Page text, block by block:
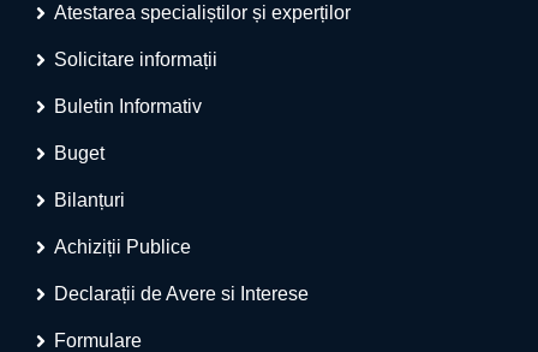
Atestarea specialiștilor și experților
Solicitare informații
Buletin Informativ
Buget
Bilanțuri
Achiziții Publice
Declarații de Avere si Interese
Formulare